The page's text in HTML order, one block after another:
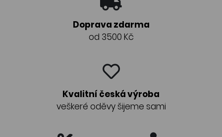
Doprava zdarma
od 3500 Kč
Kvalitní česká výroba
veškeré oděvy šijeme sami